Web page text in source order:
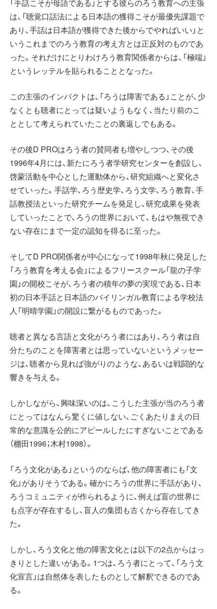
「手話こそが母語である」とする彼らのろう教育への主張
は、「聴覚口話法による日本語の獲得こそが最優先課題で
あり、手話は日本語が獲得できた後からでやればいい」と
いうこれまでのろう教育の考え方とは正反対のものであ
った。それだけにとりわけろう教育関係者からは、「極端」
というレッテルを貼られることとなった。
この主張のインパクトは、「ろうは障害である」ことが、少
なくとも聴者にとっては疑いようもなく、当たり前のこ
ととして考えられていたことの裏返しでもある。
その後D PROはろう者の賛同者も増やしつつ、その後
1996年4月には、新たにろう者学研究センターを創設し、
啓蒙活動を中心とした運動体から、研究組織へと変化さ
せていった。手話学、ろう歴史学、ろう文学、ろう教育、手
話教授法といった研究チームを発足し、研究成果を発表
していったことで、ろうの世界において、もはや無視でき
ない存在にまで一定の認知を得るに至った。
そしてD PRO関係者が中心になって1998年秋に発足した
「ろう教育を考える会」によるフリースクール「龍の子学
園」の開校こそが、ろう者の積年の夢の実現である、日本
初の日本手話と日本語のバイリンガル教育による学校法
人「明晴学園」の開設に繋がるものであった。
聴者と異なる言語と文化がろう者にはあり、ろう者は自
分たちのことを障害者とは思っていないというメッセー
ジは、聴者から見れば強がりのような、あるいは戦闘的な
響きを与える。
しかしながら、興味深いのは、こうした主張が当のろう者
にとってはなんら驚くに値しない、ごくあたりまえの日
常的な意識を公的にアピールしたにすぎないことである
（棚田1996；木村1998）。
「ろう文化がある」というのならば、他の障害者にも「文
化」がありそうである。確かにろうの世界に手話があり、
ろうコミュニティが作られるように、例えば盲の世界に
も点字が存在するし、盲人の集団も古くから存在してき
た。
しかし、ろう文化と他の障害文化とは以下の2点からはっ
きりとした違いがある。1つは、ろう者にとって、「ろう文
化宣言」は自然体を表したものとして解釈できるのであ
る。